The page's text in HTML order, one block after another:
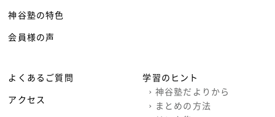
神谷塾の特色
会員様の声
よくあるご質問
アクセス
学習のヒント
› 神谷塾だよりから
› まとめの方法